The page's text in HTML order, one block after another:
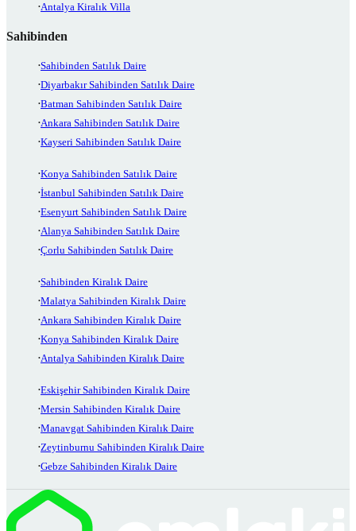
Antalya Kiralık Villa
Sahibinden
Sahibinden Satılık Daire
Diyarbakır Sahibinden Satılık Daire
Batman Sahibinden Satılık Daire
Ankara Sahibinden Satılık Daire
Kayseri Sahibinden Satılık Daire
Konya Sahibinden Satılık Daire
İstanbul Sahibinden Satılık Daire
Esenyurt Sahibinden Satılık Daire
Alanya Sahibinden Satılık Daire
Çorlu Sahibinden Satılık Daire
Sahibinden Kiralık Daire
Malatya Sahibinden Kiralık Daire
Ankara Sahibinden Kiralık Daire
Konya Sahibinden Kiralık Daire
Antalya Sahibinden Kiralık Daire
Eskişehir Sahibinden Kiralık Daire
Mersin Sahibinden Kiralık Daire
Manavgat Sahibinden Kiralık Daire
Zeytinburnu Sahibinden Kiralık Daire
Gebze Sahibinden Kiralık Daire